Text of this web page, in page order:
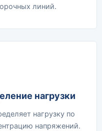
линий.
нагрузки
нагрузку по
напряжений.